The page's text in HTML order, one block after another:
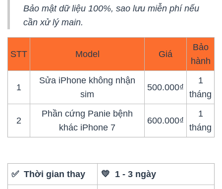
Bảo mật dữ liệu 100%, sao lưu miễn phí nếu
cần xử lý main.
STT Model Giá
Bảo
hành
1
Sửa iPhone không nhận
sim
500.000₫
1
tháng
2
Phần cứng Panie bệnh
khác iPhone 7
600.000₫
1
tháng
✅ Thời gian thay 💛 1 - 3 ngày